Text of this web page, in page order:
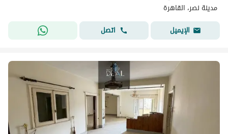
مدينة نصر، القاهرة
الإيميل
اتصل